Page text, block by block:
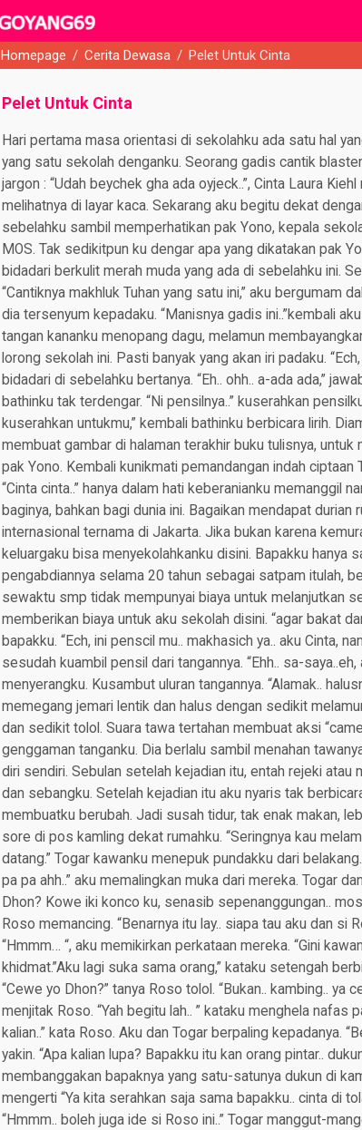
Homepage / Cerita Dewasa / Pelet Untuk Cinta
Pelet Untuk Cinta
Hari pertama masa orientasi di sekolahku ada satu hal
yang satu sekolah denganku. Seorang gadis cantik
jargon : “Udah beychek gha ada oyjeck..”, Cinta Laura
melihatnya di layar kaca. Sekarang aku begitu dekat
sebelahku sambil memperhatikan pak Yono, kepala
MOS. Tak sedikitpun ku dengar apa yang dikatakan pak
bidadari berkulit merah muda yang ada di sebelahku ini.
“Cantiknya makhluk Tuhan yang satu ini,” aku bergumam
dia tersenyum kepadaku. “Manisnya gadis ini..”kembali
tangan kananku menopang dagu, melamun
lorong sekolah ini. Pasti banyak yang akan iri padaku.
bidadari di sebelahku bertanya. “Eh.. ohh.. a-ada ada,”
bathinku tak terdengar. “Ni pensilnya..” kuserahkan
kuserahkan untukmu,” kembali bathinku berbicara lirih.
membuat gambar di halaman terakhir buku tulisnya,
pak Yono. Kembali kunikmati pemandangan indah
“Cinta cinta..” hanya dalam hati keberanianku memanggil
baginya, bahkan bagi dunia ini. Bagaikan mendapat
internasional ternama di Jakarta. Jika bukan karena
keluargaku bisa menyekolahkanku disini. Bapakku hanya
pengabdiannya selama 20 tahun sebagai satpam itulah,
sewaktu smp tidak mempunyai biaya untuk melanjutkan
memberikan biaya untuk aku sekolah disini. “agar bakat
bapakku. “Ech, ini penscil mu.. makhasich ya.. aku Cinta,
sesudah kuambil pensil dari tangannya. “Ehh.. sa-
menyerangku. Kusambut uluran tangannya. “Alamak..
memegang jemari lentik dan halus dengan sedikit
dan sedikit tolol. Suara tawa tertahan membuat aksi
genggaman tanganku. Dia berlalu sambil menahan
diri sendiri. Sebulan setelah kejadian itu, entah rejeki
dan sebangku. Setelah kejadian itu aku nyaris tak
membuatku berubah. Jadi susah tidur, tak enak makan,
sore di pos kamling dekat rumahku. “Seringnya kau
datang.” Togar kawanku menepuk pundakku dari
pa pa ahh..” aku memalingkan muka dari mereka. Togar
Dhon? Kowe iki konco ku, senasib sepenanggungan..
Roso memancing. “Benarnya itu lay.. siapa tau aku dan si
“Hmmm… “, aku memikirkan perkataan mereka. “Gini
khidmat.”Aku lagi suka sama orang,” kataku setengah
“Cewe yo Dhon?” tanya Roso tolol. “Bukan.. kambing.. ya
menjitak Roso. “Yah begitu lah.. ” kataku menghela nafas
kalian..” kata Roso. Aku dan Togar berpaling kepadanya.
yakin. “Apa kalian lupa? Bapakku itu kan orang pintar..
membanggakan bapaknya yang satu-satunya dukun di
mengerti “Ya kita serahkan saja sama bapakku.. cinta di
“Hmmm.. boleh juga ide si Roso ini..” Togar manggut-